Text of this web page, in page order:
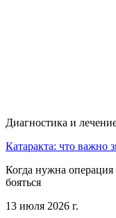
Диагностика и
Катаракта: что важно
Когда нужна операция
бояться
13 июля 2026 г.